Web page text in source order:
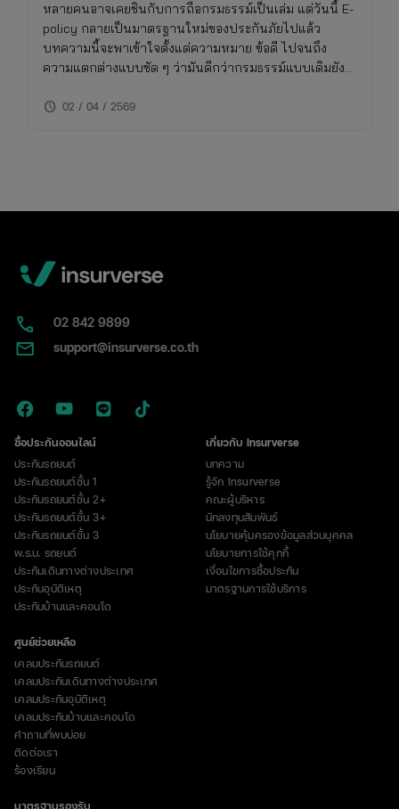
หลายคนอาจเคยชินกับการถือกรมธรรม์เป็นเล่ม แต่วันนี้ E-
policy กลายเป็นมาตรฐานใหม่ของประกันภัยไปแล้ว
บทความนี้จะพาเข้าใจตั้งแต่ความหมาย ข้อดี ไปจนถึง
ความแตกต่างแบบชัด ๆ ว่ามันดีกว่ากรมธรรม์แบบเดิมยัง
schedule 02 / 04 / 2569
02​ 842 9899
support@insurverse.co.th
ซื้อประกันออนไลน์
ประกันรถยนต์
ประกันรถยนต์ชั้น 1
ประกันรถยนต์ชั้น 2+
ประกันรถยนต์ชั้น 3+
ประกันรถยนต์ชั้น 3
พ.ร.บ. รถยนต์
ประกันเดินทางต่างประเทศ
ประกันอุบัติเหตุ
ประกันบ้านและคอนโด
เกี่ยวกับ Insurverse
บทความ
รู้จัก Insurverse
คณะผู้บริหาร
นักลงทุนสัมพันธ์
นโยบายคุ้มครองข้อมูลส่วนบุคคล
นโยบายการใช้คุกกี้
เงื่อนไขการซื้อประกัน
มาตรฐานการใช้บริการ
ศูนย์ช่วยเหลือ
เคลมประกันรถยนต์
เคลมประกันเดินทางต่างประเทศ
เคลมประกันอุบัติเหตุ
เคลมประกันบ้านและคอนโด
คำถามที่พบบ่อย
ติดต่อเรา
ร้องเรียน
มาตรฐานรองรับ